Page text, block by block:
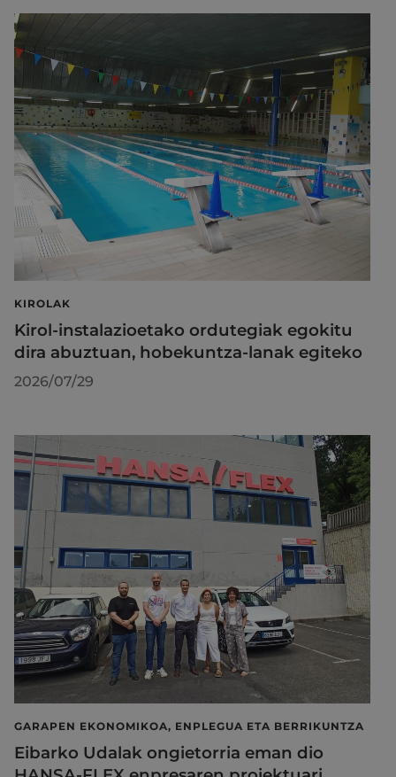
KIROLAK
Kirol-instalazioetako ordutegiak egokitu
dira abuztuan, hobekuntza-lanak egiteko
2026/07/29
GARAPEN EKONOMIKOA, ENPLEGUA ETA BERRIKUNTZA
Eibarko Udalak ongietorria eman dio